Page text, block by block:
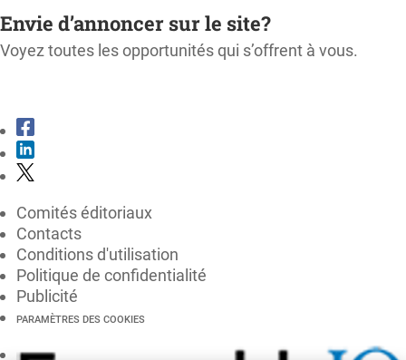
Envie d’annoncer sur le site?
Voyez toutes les opportunités qui s’offrent à vous.
Comités éditoriaux
Contacts
Conditions d'utilisation
Politique de confidentialité
Publicité
PARAMÈTRES DES COOKIES